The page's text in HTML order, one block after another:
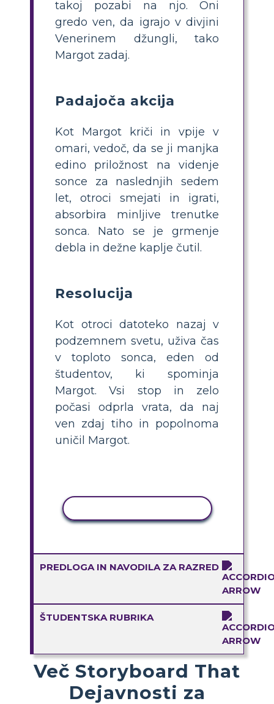
takoj pozabi na njo. Oni
gredo ven, da igrajo v divjini
Venerinem džungli, tako
Margot zadaj.
Padajoča akcija
Kot Margot kriči in vpije v
omari, vedoč, da se ji manjka
edino priložnost na videnje
sonce za naslednjih sedem
let, otroci smejati in igrati,
absorbira minljive trenutke
sonca. Nato se je grmenje
debla in dežne kaplje čutil.
Resolucija
Kot otroci datoteko nazaj v
podzemnem svetu, uživa čas
v toploto sonca, eden od
študentov, ki spominja
Margot. Vsi stop in zelo
počasi odprla vrata, da naj
ven zdaj tiho in popolnoma
uničil Margot.
PREDLOGA IN NAVODILA ZA RAZRED
ŠTUDENTSKA RUBRIKA
Več Storyboard That
Dejavnosti za